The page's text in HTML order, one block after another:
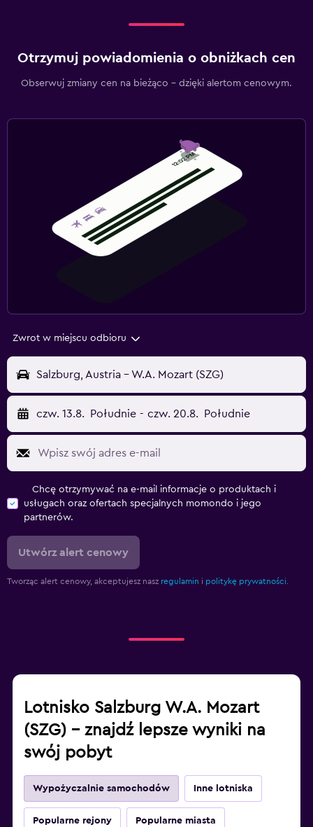
Otrzymuj powiadomienia o obniżkach cen
Obserwuj zmiany cen na bieżąco – dzięki alertom cenowym.
Zwrot w miejscu odbioru
Salzburg, Austria - W.A. Mozart (SZG)
czw. 13.8. Południe - czw. 20.8. Południe
Chcę otrzymywać na e-mail informacje o produktach i
usługach oraz ofertach specjalnych momondo i jego
partnerów.
Utwórz alert cenowy
Tworząc alert cenowy, akceptujesz nasz regulamin i politykę prywatności.
Lotnisko Salzburg W.A. Mozart
(SZG) – znajdź lepsze wyniki na
swój pobyt
Wypożyczalnie samochodów Inne lotniska
Popularne rejony Popularne miasta